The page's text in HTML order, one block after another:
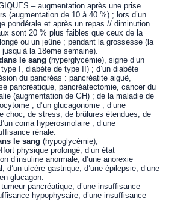
– augmentation après une prise
(augmentation de 10 à 40 %) ; lors d’un
pondérale et après un repas // diminution
sont 20 % plus faibles que ceux de la
ou un jeûne ; pendant la grossesse (la
la 18eme semaine).
le sang (hyperglycémie), signe d’un
I, diabète de type II) ; d’un diabète
du pancréas : pancréatite aiguë,
pancréatique, pancréatectomie, cancer du
(augmentation de GH) ; de la maladie de
; d’un glucagonome ; d’une
choc, de stress, de brûlures étendues, de
coma hyperosmolaire ; d’une
rénale.
le sang (hypoglycémie),
physique prolongé, d’un état
d’insuline anormale, d’une anorexie
d’un ulcère gastrique, d’une épilepsie, d’une
glucagon.
tumeur pancréatique, d’une insuffisance
hypophysaire, d’une insuffisance